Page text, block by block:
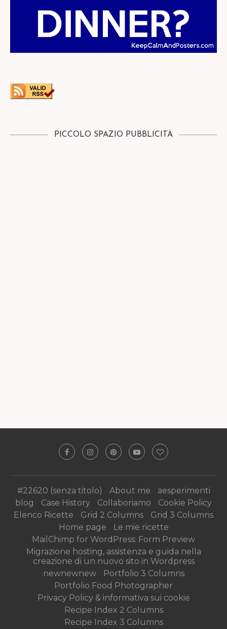
PICCOLO SPAZIO PUBBLICITÀ
#22620 (senza titolo) About me
aesperimenti
blog
Case History Collaboriamo
Cookie Policy
Elenco Ricette
Grid 2 Columns
Grid 3 Columns
Home page
Le mie ricette
MailChimp for WordPress: Form Preview
Migrazione hosting, assistenza e guida nella
creazione di un nuovo sito in Wordpress
newnewnew
Portfolio 3 Columns
Portfolio Food Photographer
Privacy Policy & informativa sui cookie
Recipe Index 2 Columns
Recipe Index 3 Columns